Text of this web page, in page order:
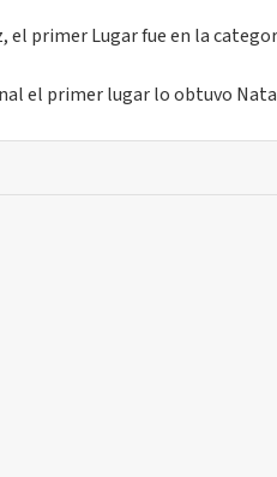
el primer Lugar fue en la
el primer lugar lo obtuvo